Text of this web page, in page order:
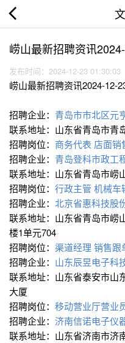
崂山最新招聘资讯
发布时间：2024-12-23 01:30:03
崂山最新招聘资讯2024-12-
招聘企业： 青岛市市北区元
联系地址：山东省青岛市青
招聘岗位： 商务代表 店面销
招聘企业： 青岛登科市政工
联系地址：山东省青岛市崂
招聘岗位： 行政主管 机械车
招聘企业： 北京省惠科技股
联系地址：山东省青岛市崂
楼1单元704
招聘岗位： 渠道经理 销售跟
招聘企业： 山东辰昱电子科
联系地址：山东省泰安市山
大厦
招聘岗位： 移动营业厅营业
招聘企业： 济南信诺电子仪
联系地址：山东省济南市济